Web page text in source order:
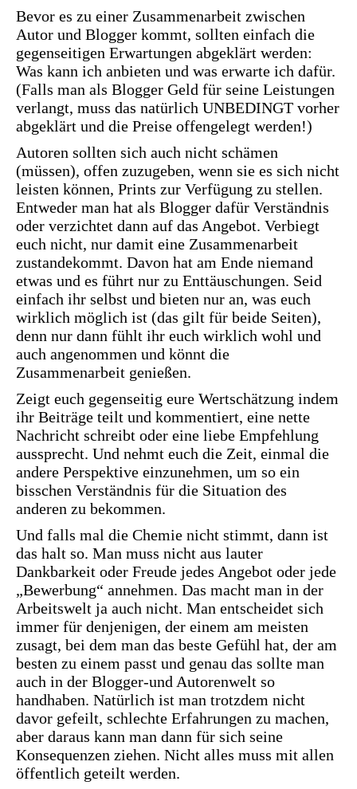
Bevor es zu einer Zusammenarbeit zwischen
Autor und Blogger kommt, sollten einfach die
gegenseitigen Erwartungen abgeklärt werden:
Was kann ich anbieten und was erwarte ich dafür.
(Falls man als Blogger Geld für seine Leistungen
verlangt, muss das natürlich UNBEDINGT vorher
abgeklärt und die Preise offengelegt werden!)
Autoren sollten sich auch nicht schämen
(müssen), offen zuzugeben, wenn sie es sich nicht
leisten können, Prints zur Verfügung zu stellen.
Entweder man hat als Blogger dafür Verständnis
oder verzichtet dann auf das Angebot. Verbiegt
euch nicht, nur damit eine Zusammenarbeit
zustandekommt. Davon hat am Ende niemand
etwas und es führt nur zu Enttäuschungen. Seid
einfach ihr selbst und bieten nur an, was euch
wirklich möglich ist (das gilt für beide Seiten),
denn nur dann fühlt ihr euch wirklich wohl und
auch angenommen und könnt die
Zusammenarbeit genießen.
Zeigt euch gegenseitig eure Wertschätzung indem
ihr Beiträge teilt und kommentiert, eine nette
Nachricht schreibt oder eine liebe Empfehlung
aussprecht. Und nehmt euch die Zeit, einmal die
andere Perspektive einzunehmen, um so ein
bisschen Verständnis für die Situation des
anderen zu bekommen.
Und falls mal die Chemie nicht stimmt, dann ist
das halt so. Man muss nicht aus lauter
Dankbarkeit oder Freude jedes Angebot oder jede
„Bewerbung“ annehmen. Das macht man in der
Arbeitswelt ja auch nicht. Man entscheidet sich
immer für denjenigen, der einem am meisten
zusagt, bei dem man das beste Gefühl hat, der am
besten zu einem passt und genau das sollte man
auch in der Blogger-und Autorenwelt so
handhaben. Natürlich ist man trotzdem nicht
davor gefeilt, schlechte Erfahrungen zu machen,
aber daraus kann man dann für sich seine
Konsequenzen ziehen. Nicht alles muss mit allen
öffentlich geteilt werden.